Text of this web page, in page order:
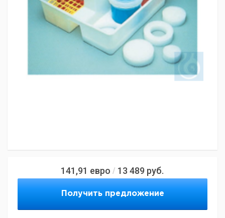
141,91 евро / 13 489 руб.
Получить предложение